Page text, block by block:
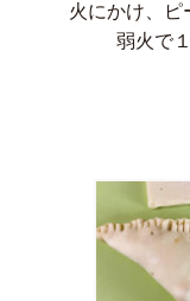
火にかけ、ピ
弱火で